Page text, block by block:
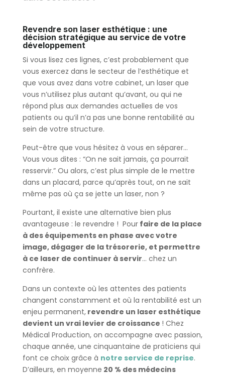
Revendre son laser esthétique : une
décision stratégique au service de votre
développement
Si vous lisez ces lignes, c’est probablement que
vous exercez dans le secteur de l’esthétique et
que vous avez dans votre cabinet, un laser que
vous n’utilisez plus autant qu’avant, ou qui ne
répond plus aux demandes actuelles de vos
patients ou qu’il n’a pas une bonne rentabilité au
sein de votre structure.
Peut-être que vous hésitez à vous en séparer…
Vous vous dites : “On ne sait jamais, ça pourrait
resservir.” Ou alors, c’est plus simple de le mettre
dans un placard, parce qu’après tout, on ne sait
même pas où ça se jette un laser, non ?
Pourtant, il existe une alternative bien plus
avantageuse : le revendre ! Pourfaire de la place
à des équipements en phase avec votre
image, dégager de la trésorerie, et permettre
à ce laser de continuer à servir… chez un
confrère.
Dans un contexte où les attentes des patients
changent constamment et où la rentabilité est un
enjeu permanent,revendre un laser esthétique
devient un vrai levier de croissance ! Chez
Médical Production, on accompagne avec passion,
chaque année, une cinquantaine de praticiens qui
font ce choix grâce à notre service de reprise.
D’ailleurs, en moyenne 20 % des médecins